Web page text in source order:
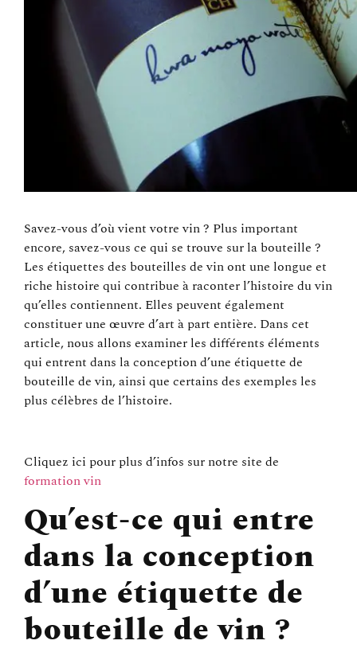
Savez-vous d’où vient votre vin ? Plus important
encore, savez-vous ce qui se trouve sur la bouteille ?
Les étiquettes des bouteilles de vin ont une longue et
riche histoire qui contribue à raconter l’histoire du vin
qu’elles contiennent. Elles peuvent également
constituer une œuvre d’art à part entière. Dans cet
article, nous allons examiner les différents éléments
qui entrent dans la conception d’une étiquette de
bouteille de vin, ainsi que certains des exemples les
plus célèbres de l’histoire.
Cliquez ici pour plus d’infos sur notre site de
formation vin
Qu’est-ce qui entre
dans la conception
d’une étiquette de
bouteille de vin ?